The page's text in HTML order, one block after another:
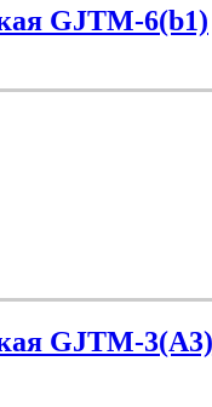
GJTM-6(b1)
GJTM-3(A3)